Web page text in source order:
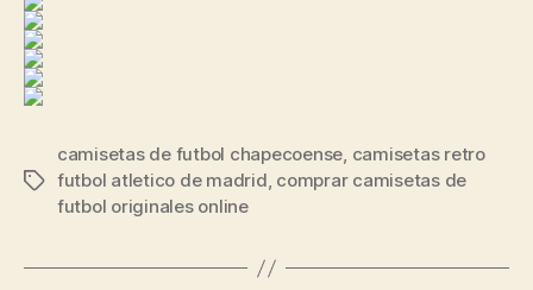
Etiquetas
camisetas de futbol chapecoense, camisetas retro
futbol atletico de madrid, comprar camisetas de
futbol originales online